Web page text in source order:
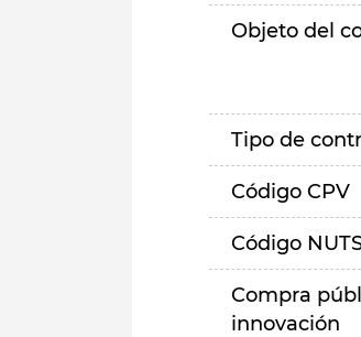
Objeto del
Tipo de
Código CPV
Código
Compra
innovación